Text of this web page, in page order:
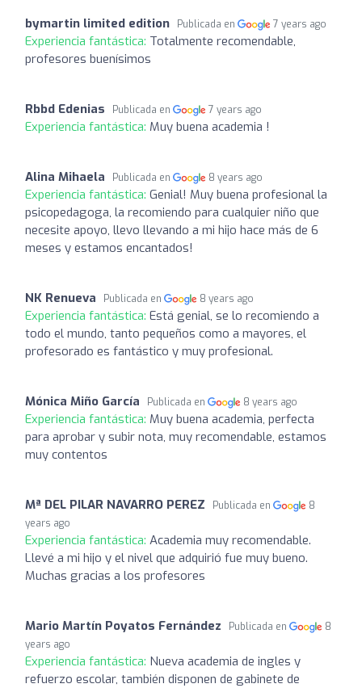
bymartin limited edition Publicada en 7 years ago
Experiencia fantástica: Totalmente recomendable,
profesores buenísimos
Rbbd Edenias Publicada en 7 years ago
Experiencia fantástica: Muy buena academia !
Alina Mihaela Publicada en 8 years ago
Experiencia fantástica: Genial! Muy buena profesional la
psicopedagoga, la recomiendo para cualquier niño que
necesite apoyo, llevo llevando a mi hijo hace más de 6
meses y estamos encantados!
NK Renueva Publicada en 8 years ago
Experiencia fantástica: Está genial, se lo recomiendo a
todo el mundo, tanto pequeños como a mayores, el
profesorado es fantástico y muy profesional.
Mónica Miño García Publicada en 8 years ago
Experiencia fantástica: Muy buena academia, perfecta
para aprobar y subir nota, muy recomendable, estamos
muy contentos
Mª DEL PILAR NAVARRO PEREZ Publicada en
8
years ago
Experiencia fantástica: Academia muy recomendable.
Llevé a mi hijo y el nivel que adquirió fue muy bueno.
Muchas gracias a los profesores
Mario Martín Poyatos Fernández Publicada en
8
years ago
Experiencia fantástica: Nueva academia de ingles y
refuerzo escolar, también disponen de gabinete de